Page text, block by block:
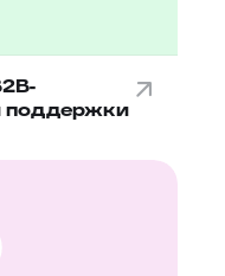
поддержки